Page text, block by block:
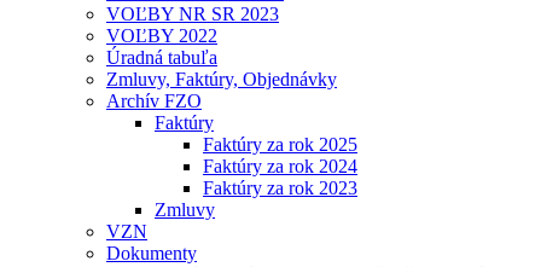
VOĽBY NR SR 2023
VOĽBY 2022
Úradná tabuľa
Zmluvy, Faktúry, Objednávky
Archív FZO
Faktúry
Faktúry za rok 2025
Faktúry za rok 2024
Faktúry za rok 2023
Zmluvy
VZN
Dokumenty